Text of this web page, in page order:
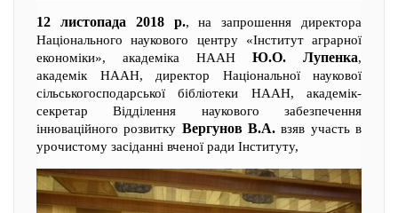
12 листопада 2018 р., на запрошення директора
Національного наукового центру «Інститут аграрної
економіки», академіка НААН Ю.О. Лупенка,
академік НААН, директор Національної наукової
сільськогосподарської бібліотеки НААН, академік-
секретар Відділення наукового забезпечення
інноваційного розвитку Вергунов В.А. взяв участь в
урочистому засіданні вченої ради Інституту,